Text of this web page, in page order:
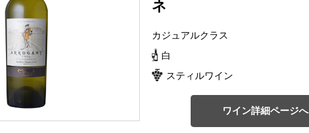
ネ
カジュアルクラス
白
スティルワイン
ワイン詳細ページへ